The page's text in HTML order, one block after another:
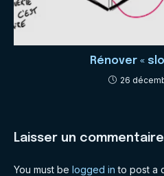
Rénover «
26
Laisser un commentaire
You must be logged in to post a